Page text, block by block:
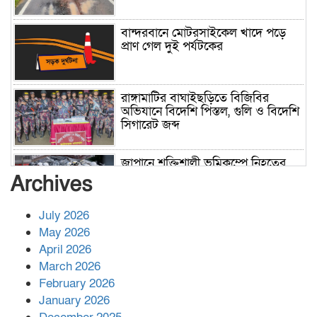
বান্দরবানে মোটরসাইকেল খাদে পড়ে
প্রাণ গেল দুই পর্যটকের
রাঙ্গামাটির বাঘাইছড়িতে বিজিবির
অভিযানে বিদেশি পিস্তল, গুলি ও বিদেশি
সিগারেট জব্দ
জাপানে শক্তিশালী ভূমিকম্পে নিহতের
Archives
July 2026
May 2026
April 2026
March 2026
February 2026
January 2026